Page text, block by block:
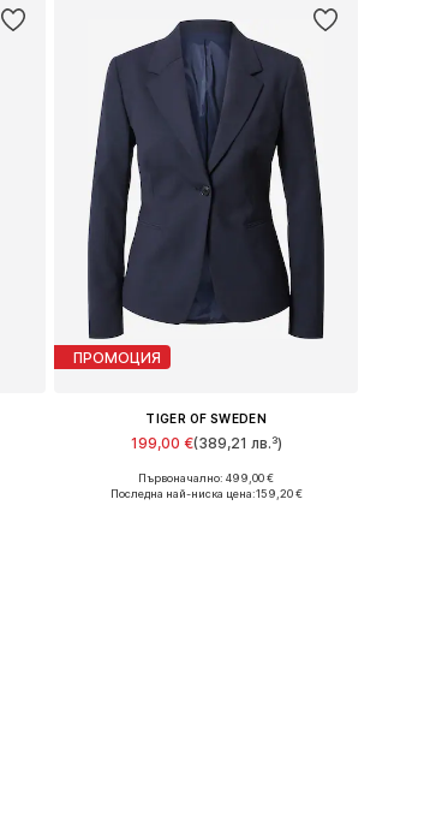
ПРОМОЦИЯ
TIGER OF SWEDEN
199,00 €(389,21 лв.³)
Налични размери: 42
Първоначално: 499,00 €
Последна най-ниска цена:159,20 €